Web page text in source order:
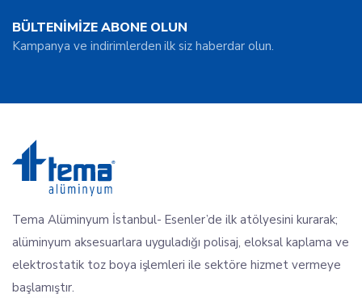
BÜLTENİMİZE ABONE OLUN
Kampanya ve indirimlerden ilk siz haberdar olun.
Tema Alüminyum İstanbul- Esenler’de ilk atölyesini kurarak;
alüminyum aksesuarlara uyguladığı polisaj, eloksal kaplama ve
elektrostatik toz boya işlemleri ile sektöre hizmet vermeye
başlamıştır.